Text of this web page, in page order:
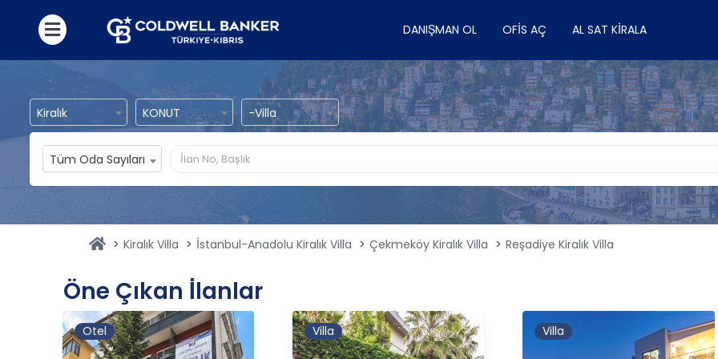
DANIŞMAN OL OFIS AÇ AL SAT KIRALA
Kiralık KONUT -Villa
Tüm Oda Sayıları
Kiralık Villa İstanbul-Anadolu Kiralık Villa Çekmeköy Kiralık Villa Reşadiye Kiralık Villa
Öne Çıkan İlanlar
Otel Villa Villa